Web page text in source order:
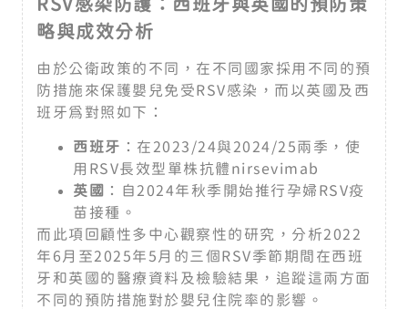
略與成效分析
由於公衛政策的不同，在不同國家採用不同的預
防措施來保護嬰兒免受RSV感染，而以英國及西
班牙為對照如下：
西班牙 ：在2023/24與2024/25兩季，使
用RSV長效型單株抗體nirsevimab
英國
：自2024年秋季開始推行孕婦RSV疫
苗接種。
而此項回顧性多中心觀察性的研究，分析2022
年6月至2025年5月的三個RSV季節期間在西班
牙和英國的醫療資料及檢驗結果，追蹤這兩方面
不同的預防措施對於嬰兒住院率的影響。